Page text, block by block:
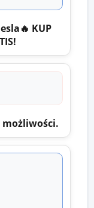
KUP
możliwości.